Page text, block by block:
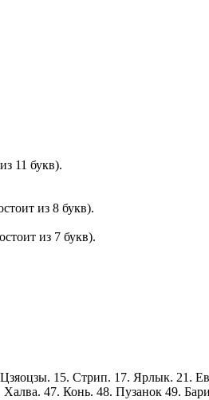
11 букв).
из 8 букв).
из 7 букв).
15. Стрип. 17. Ярлык. 21.
47. Конь. 48. Пузанок 49.